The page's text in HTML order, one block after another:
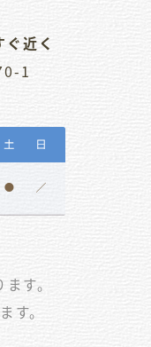
近く
1
す。
す。